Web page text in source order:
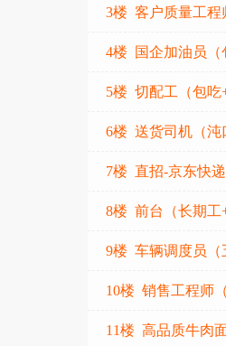
5楼 切配工（包吃
6楼 送货司机（沌
7楼 直招-京东快
8楼 前台（长期工
9楼 车辆调度员（